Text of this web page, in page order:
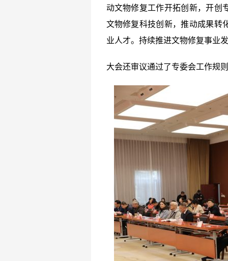
动文物修复工作开拓创新，开创
文物修复科技创新，推动成果转
业人才。持续推进文物修复事业
大会还审议通过了专委会工作规